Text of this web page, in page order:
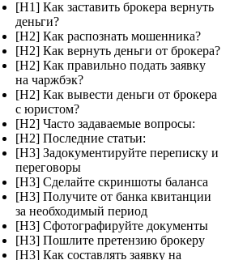
[H1] Как заставить брокера вернуть
деньги?
[H2] Как распознать мошенника?
[H2] Как вернуть деньги от брокера?
[H2] Как правильно подать заявку
на чаржбэк?
[H2] Как вывести деньги от брокера
с юристом?
[H2] Часто задаваемые вопросы:
[H2] Последние статьи:
[H3] Задокументируйте переписку и
переговоры
[H3] Сделайте скриншоты баланса
[H3] Получите от банка квитанции
за необходимый период
[H3] Сфотографируйте документы
[H3] Пошлите претензию брокеру
[H3] Как составлять заявку на